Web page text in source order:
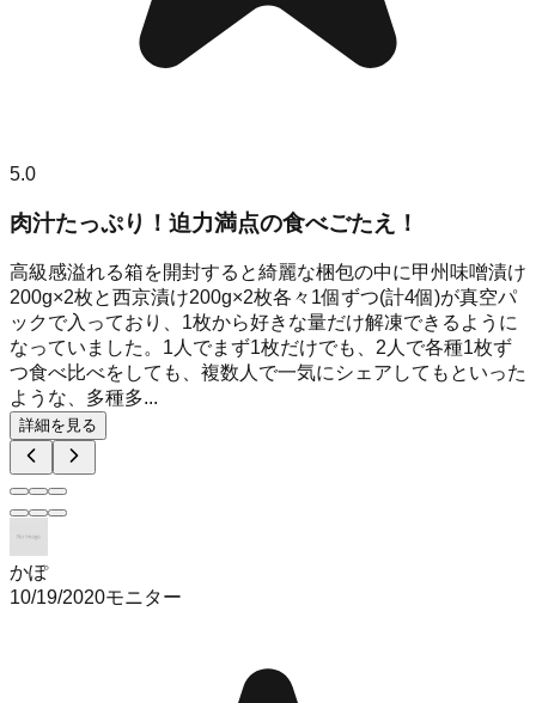
5.0
肉汁たっぷり！迫力満点の食べごたえ！
高級感溢れる箱を開封すると綺麗な梱包の中に甲州味噌漬け
200g×2枚と西京漬け200g×2枚各々1個ずつ(計4個)が真空パ
ックで入っており、1枚から好きな量だけ解凍できるように
なっていました。1人でまず1枚だけでも、2人で各種1枚ず
つ食べ比べをしても、複数人で一気にシェアしてもといった
ような、多種多...
詳細を見る
かぽ
10/19/2020モニター